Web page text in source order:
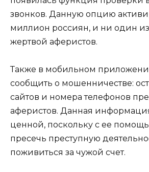
звонков. Данную опцию
миллион россиян, и ни один из
жертвой аферистов.
Также в мобильном
сообщить о мошенничестве:
сайтов и номера телефонов
аферистов. Данная
ценной, поскольку с ее
пресечь преступную
поживиться за чужой счет.